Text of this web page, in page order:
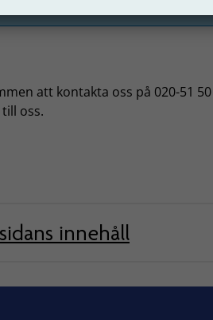
att kontakta oss på 020-51
oss.
innehåll